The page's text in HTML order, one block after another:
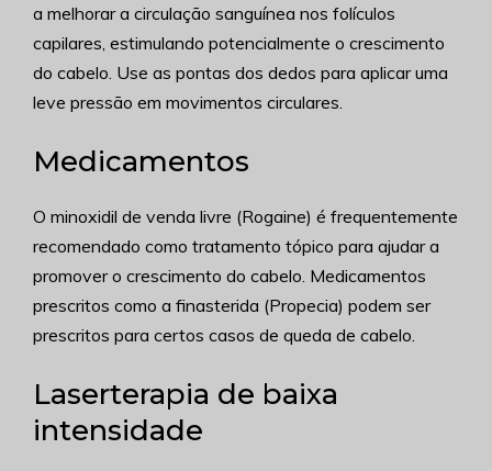
a melhorar a circulação sanguínea nos folículos
capilares, estimulando potencialmente o crescimento
do cabelo. Use as pontas dos dedos para aplicar uma
leve pressão em movimentos circulares.
Medicamentos
O minoxidil de venda livre (Rogaine) é frequentemente
recomendado como tratamento tópico para ajudar a
promover o crescimento do cabelo. Medicamentos
prescritos como a finasterida (Propecia) podem ser
prescritos para certos casos de queda de cabelo.
Laserterapia de baixa
intensidade